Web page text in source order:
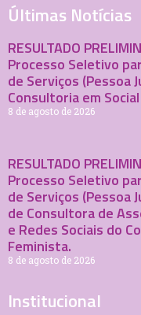
Últimas Notícias
RESULTADO
Processo Seletivo
de Serviços (Pessoa
Consultoria em
8 de agosto de 2026
RESULTADO
Processo Seletivo
de Serviços (Pessoa
de Consultora de
e Redes Sociais do
Feminista.
8 de agosto de 2026
Institucional